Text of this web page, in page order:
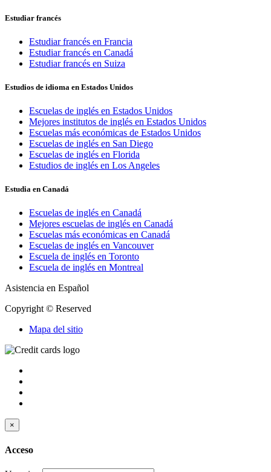
Estudiar francés
Estudiar francés en Francia
Estudiar francés en Canadá
Estudiar francés en Suiza
Estudios de idioma en Estados Unidos
Escuelas de inglés en Estados Unidos
Mejores institutos de inglés en Estados Unidos
Escuelas más económicas de Estados Unidos
Escuelas de inglés en San Diego
Escuelas de inglés en Florida
Estudios de inglés en Los Angeles
Estudia en Canadá
Escuelas de inglés en Canadá
Mejores escuelas de inglés en Canadá
Escuelas más económicas en Canadá
Escuelas de inglés en Vancouver
Escuela de inglés en Toronto
Escuela de inglés en Montreal
Asistencia en Español
Copyright © Reserved
Mapa del sitio
×
Acceso